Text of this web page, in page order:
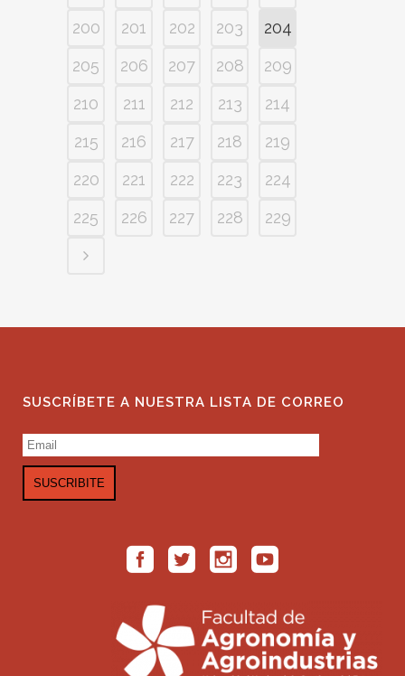
200
201 202 203
204
205
206 207 208
209
210
211 212 213
214
215
216 217 218
219
220
221 222 223
224
225
226 227 228 229
SUSCRÍBETE A NUESTRA LISTA DE CORREO